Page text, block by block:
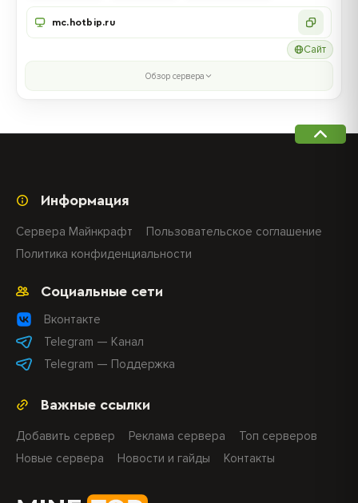
mc.hotbip.ru
Сайт
Обзор сервера
Важные ссылки
Добавить сервер Реклама сервера
Топ серверов
Новые сервера
Новости и гайды Контакты
Социальные сети
Вконтакте
Telegram — Канал
Telegram — Поддержка
Информация
Сервера Майнкрафт
Пользовательское соглашение
Политика конфиденциальности